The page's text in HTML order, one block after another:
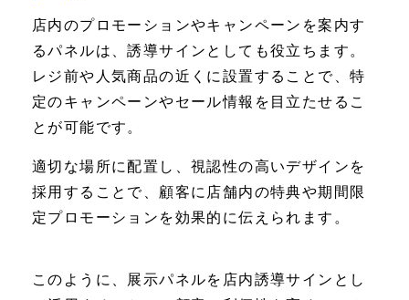
店内のプロモーションやキャンペーンを案内す
るパネルは、誘導サインとしても役立ちます。
レジ前や人気商品の近くに設置することで、特
定のキャンペーンやセール情報を目立たせるこ
とが可能です。
適切な場所に配置し、視認性の高いデザインを
採用することで、顧客に店舗内の特典や期間限
定プロモーションを効果的に伝えられます。
このように、展示パネルを店内誘導サインとし